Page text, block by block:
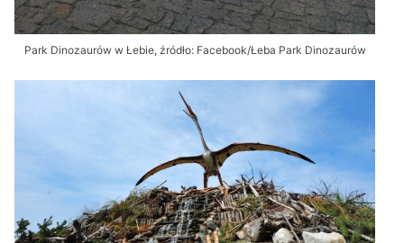
Park Dinozaurów w Łebie, źródło: Facebook/Łeba Park Dinozaurów